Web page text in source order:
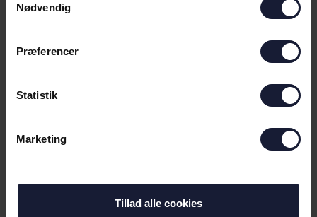
Nødvendig
Præferencer
Statistik
Marketing
Tillad alle cookies
FØRSTE TESTKAMP